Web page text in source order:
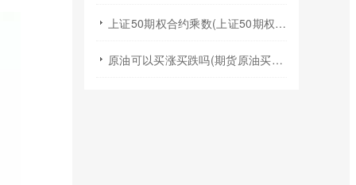
上证50期权合约乘数(上证50期权t0)
原油可以买涨买跌吗(期货原油买涨买跌)